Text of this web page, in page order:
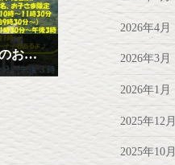
八丁原発電所オープンデー イベントのお知らせ
2026年4月
2026年3月
2026年1月
2025年12月
2025年10月